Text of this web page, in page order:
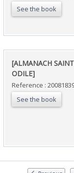
See the book
‎[ALMANACH
ODILE]‎
Reference :
See the book